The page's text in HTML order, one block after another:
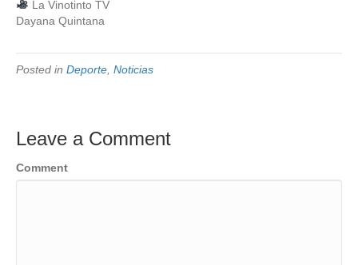
La Vinotinto TV
Dayana Quintana
Posted in Deporte Noticias
Leave a Comment
Comment